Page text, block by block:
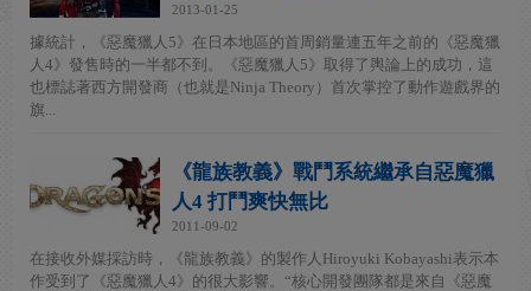
2013-01-25
據統計，《惡魔獵人5》在日本地區的首周銷量連五年之前的《惡魔獵
人4》發售時的一半都不到。《惡魔獵人5》取得了輿論上的成功，這
也標誌著西方開發商（也就是Ninja Theory）首次掌控了動作遊戲界的
旗...
《龍族教義》戰鬥系統繼承自惡魔獵
人4 打鬥爽快無比
2011-09-02
在接收外媒採訪時，《龍族教義》的製作人Hiroyuki Kobayashi表示本
作受到了《惡魔獵人4》的很大影響。“核心開發團隊都是來自《惡魔